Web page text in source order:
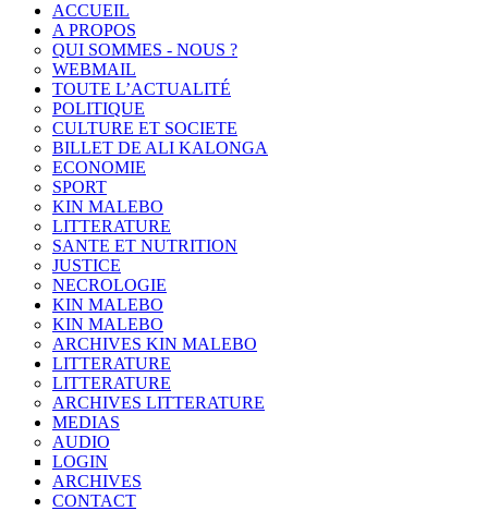
ACCUEIL
A PROPOS
QUI SOMMES - NOUS ?
WEBMAIL
TOUTE L’ACTUALITÉ
POLITIQUE
CULTURE ET SOCIETE
BILLET DE ALI KALONGA
ECONOMIE
SPORT
KIN MALEBO
LITTERATURE
SANTE ET NUTRITION
JUSTICE
NECROLOGIE
KIN MALEBO
KIN MALEBO
ARCHIVES KIN MALEBO
LITTERATURE
LITTERATURE
ARCHIVES LITTERATURE
MEDIAS
AUDIO
LOGIN
ARCHIVES
CONTACT